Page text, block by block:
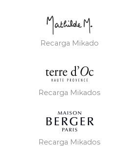
Recarga Mikado
Recarga Mikados
Recarga Mikados